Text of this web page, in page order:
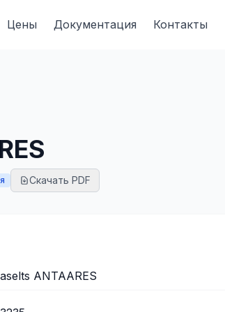
Цены Документация Контакты
Скачать PDF
ANTAARES